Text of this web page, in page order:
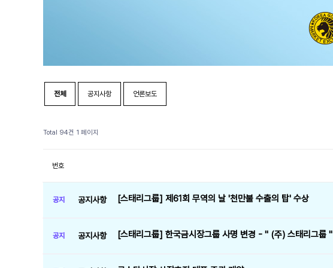
전체 공지사항 언론보도
Total 94건 1 페이지
번호
공지 공지사항 [스태리그룹] 제61회 무역의 날 '천만불 수출의 탑' 수상
공지 공지사항 [스태리그룹] 한국금시장그룹 사명 변경 - " (주) 스태리그룹 "